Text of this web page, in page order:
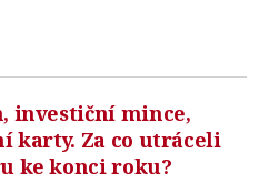
investiční mince,
karty. Za co utráceli
ke konci roku?